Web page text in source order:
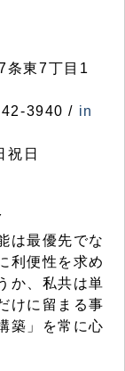
東7丁目1
3940 / in
祝日
は最優先でな
利便性を求め
か、私共は単
けに留まる事
築」を常に心